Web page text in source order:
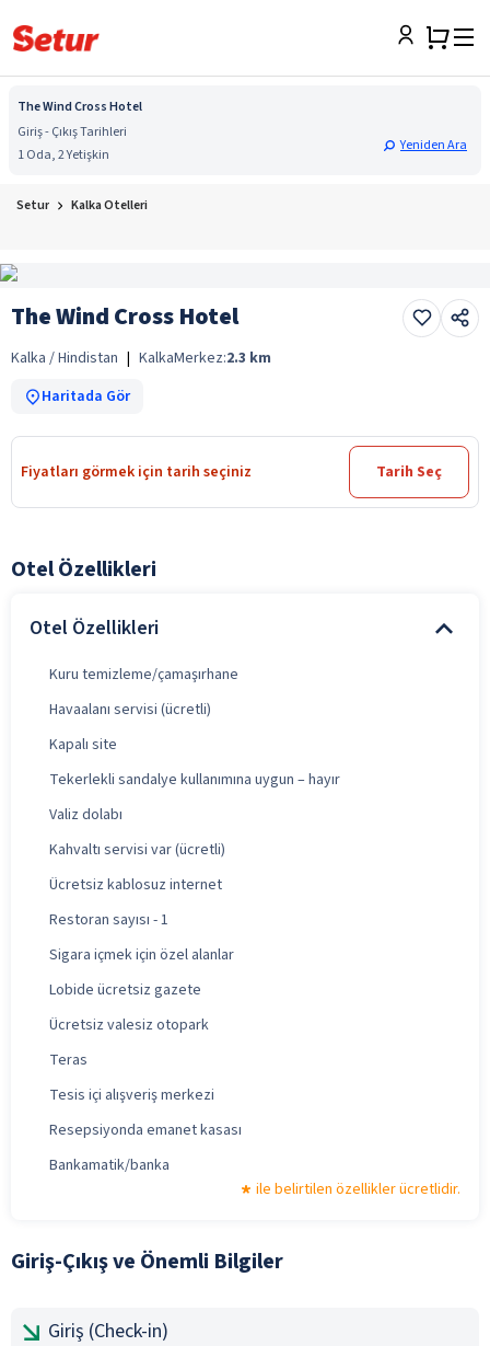
The Wind Cross Hotel
Giriş - Çıkış Tarihleri
1 Oda, 2 Yetişkin
Yeniden Ara
Setur Kalka Otelleri
The Wind Cross Hotel
Kalka / Hindistan | KalkaMerkez:2.3 km
Haritada Gör
Fiyatları görmek için tarih seçiniz Tarih Seç
Otel Özellikleri
Otel Özellikleri
Kuru temizleme/çamaşırhane
Havaalanı servisi (ücretli)
Kapalı site
Tekerlekli sandalye kullanımına uygun – hayır
Valiz dolabı
Kahvaltı servisi var (ücretli)
Ücretsiz kablosuz internet
Restoran sayısı - 1
Sigara içmek için özel alanlar
Lobide ücretsiz gazete
Ücretsiz valesiz otopark
Teras
Tesis içi alışveriş merkezi
Resepsiyonda emanet kasası
Bankamatik/banka
ile belirtilen özellikler ücretlidir.
Giriş-Çıkış ve Önemli Bilgiler
Giriş (Check-in)